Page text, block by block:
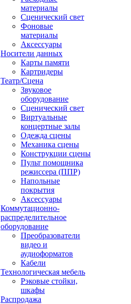
материалы
Сценический свет
Фоновые
материалы
Аксессуары
Носители данных
Карты памяти
Картридеры
Театр/Сцена
Звуковое
оборудование
Сценический свет
Виртуальные
концертные залы
Одежда сцены
Механика сцены
Конструкции сцены
Пульт помощника
режиссера (ППР)
Напольные
покрытия
Аксессуары
Коммутационно-
распределительное
оборудование
Преобразователи
видео и
аудиоформатов
Кабели
Технологическая мебель
Рэковые стойки,
шкафы
Распродажа